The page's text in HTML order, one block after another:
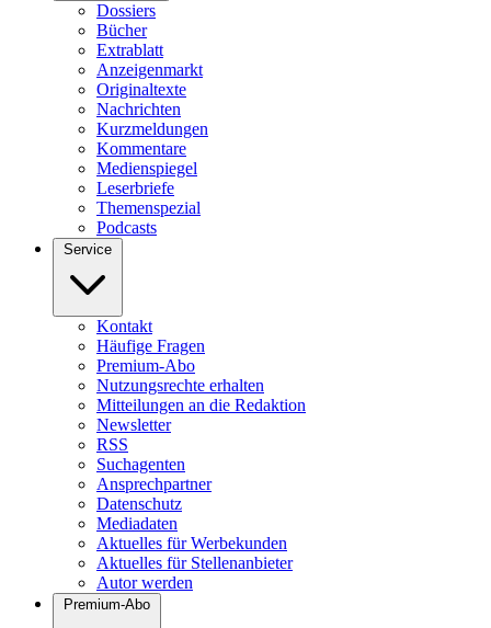
Dossiers
Bücher
Extrablatt
Anzeigenmarkt
Originaltexte
Nachrichten
Kurzmeldungen
Kommentare
Medienspiegel
Leserbriefe
Themenspezial
Podcasts
Service
Kontakt
Häufige Fragen
Premium-Abo
Nutzungsrechte erhalten
Mitteilungen an die Redaktion
Newsletter
RSS
Suchagenten
Ansprechpartner
Datenschutz
Mediadaten
Aktuelles für Werbekunden
Aktuelles für Stellenanbieter
Autor werden
Premium-Abo